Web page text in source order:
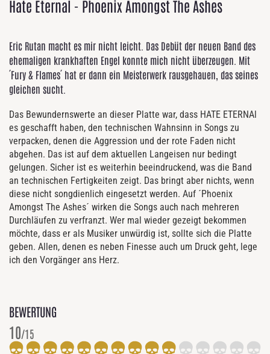
Hate Eternal - Phoenix Amongst The Ashes
Eric Rutan macht es mir nicht leicht. Das Debüt der neuen Band des
ehemaligen krankhaften Engel konnte mich nicht überzeugen. Mit
´Fury & Flames´ hat er dann ein Meisterwerk rausgehauen, das seines
gleichen sucht.
Das Bewundernswerte an dieser Platte war, dass HATE ETERNAl
es geschafft haben, den technischen Wahnsinn in Songs zu
verpacken, denen die Aggression und der rote Faden nicht
abgehen. Das ist auf dem aktuellen Langeisen nur bedingt
gelungen. Sicher ist es weiterhin beeindruckend, was die Band
an technischen Fertigkeiten zeigt. Das bringt aber nichts, wenn
diese nicht songdienlich eingesetzt werden. Auf ´Phoenix
Amongst The Ashes´ wirken die Songs auch nach mehreren
Durchläufen zu verfranzt. Wer mal wieder gezeigt bekommen
möchte, dass er als Musiker unwürdig ist, sollte sich die Platte
geben. Allen, denen es neben Finesse auch um Druck geht, lege
ich den Vorgänger ans Herz.
BEWERTUNG
10/15